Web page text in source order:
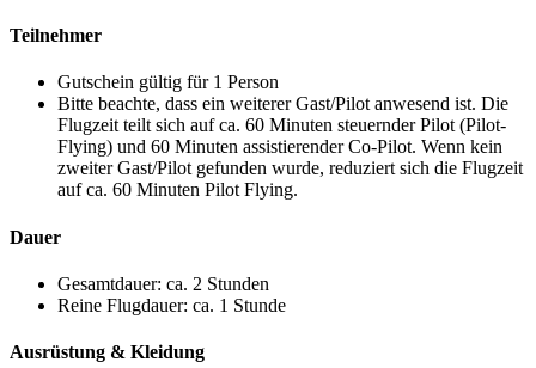
Teilnehmer
Gutschein gültig für 1 Person
Bitte beachte, dass ein weiterer Gast/Pilot anwesend ist. Die
Flugzeit teilt sich auf ca. 60 Minuten steuernder Pilot (Pilot-
Flying) und 60 Minuten assistierender Co-Pilot. Wenn kein
zweiter Gast/Pilot gefunden wurde, reduziert sich die Flugzeit
auf ca. 60 Minuten Pilot Flying.
Dauer
Gesamtdauer: ca. 2 Stunden
Reine Flugdauer: ca. 1 Stunde
Ausrüstung & Kleidung